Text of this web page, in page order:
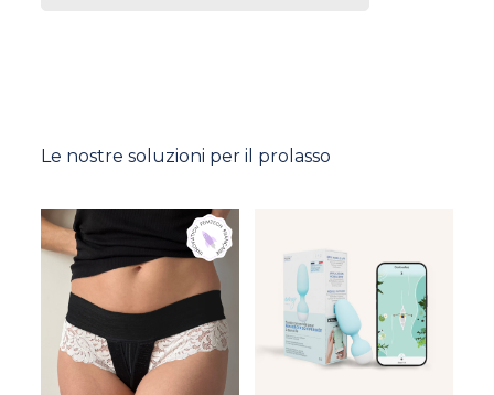
Le nostre soluzioni per il prolasso